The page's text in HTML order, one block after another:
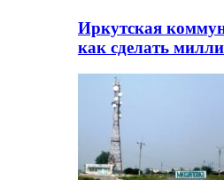
Иркутская
как сделать